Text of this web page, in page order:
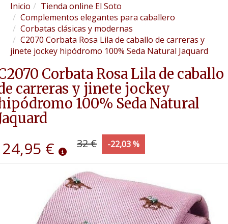
Inicio
Tienda online El Soto
Complementos elegantes para caballero
Corbatas clásicas y modernas
C2070 Corbata Rosa Lila de caballo de carreras y
jinete jockey hipódromo 100% Seda Natural Jaquard
Corbata Rosa Lila de caballo
carreras y jinete jockey
100% Seda Natural
24,95 € 32 € -22,03 %